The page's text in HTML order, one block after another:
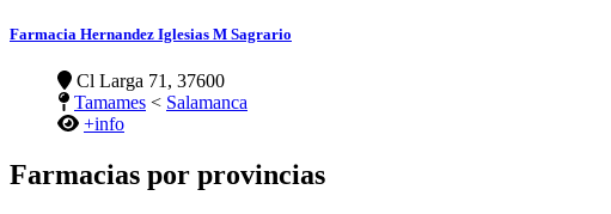
Farmacia Hernandez Iglesias M Sagrario
Cl Larga 71, 37600
Tamames < Salamanca
+info
Farmacias por provincias